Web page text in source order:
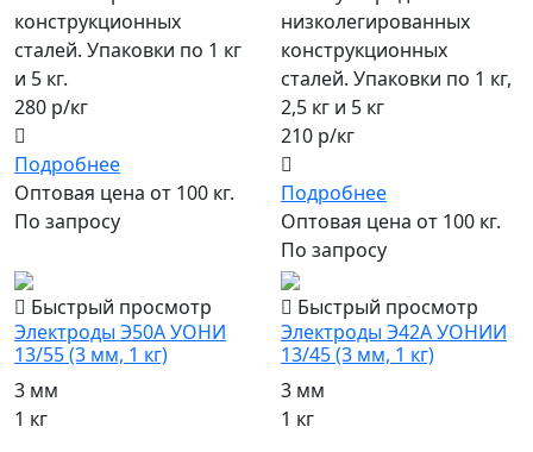
конструкционных
сталей. Упаковки по 1 кг
и 5 кг.
280 р/кг
Подробнее
Оптовая цена от 100 кг.
По запросу
низколегированных
конструкционных
сталей. Упаковки по 1 кг,
2,5 кг и 5 кг
210 р/кг
Подробнее
Оптовая цена от 100 кг.
По запросу
Быстрый просмотр
Электроды Э50А УОНИ
13/55 (3 мм, 1 кг)
3 мм
1 кг
Быстрый просмотр
Электроды Э42А УОНИИ
13/45 (3 мм, 1 кг)
3 мм
1 кг